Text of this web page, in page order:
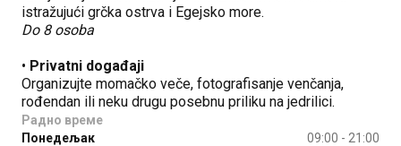
istražujući grčka ostrva i Egejsko more.
Do 8 osoba
• Privatni događaji
Organizujte momačko veče, fotografisanje venčanja,
rođendan ili neku drugu posebnu priliku na jedrilici.
Радно време
Понедељак
09:00 - 21:00